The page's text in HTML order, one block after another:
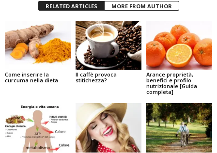
RELATED ARTICLES MORE FROM AUTHOR
Come inserire la
curcuma nella dieta
Il caffè provoca
stitichezza?
Arance proprietà,
benefici e profilo
nutrizionale [Guida
completa]